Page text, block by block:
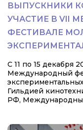
ВЫПУСКНИКИ
УЧАСТИЕ В VII
ФЕСТИВАЛЕ
С 11 по 15 декабря
Международный
Гильдией
РФ,